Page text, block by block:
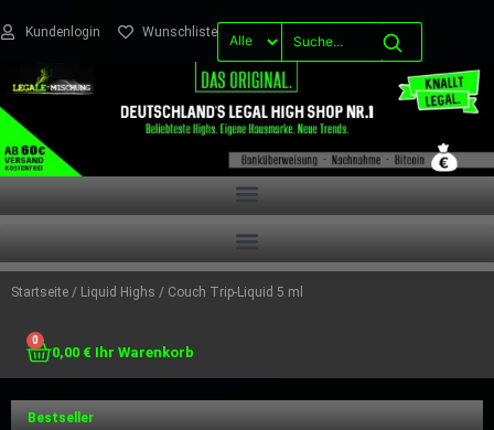
Kundenlogin Wunschliste
Startseite / Liquid Highs / Couch Trip-Liquid 5 ml
0,00 €
0
Bestseller